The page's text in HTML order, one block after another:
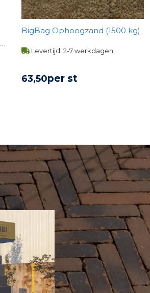
BigBag Ophoogzand (1500 kg)
Levertijd: 2-7 werkdagen
63,50per st